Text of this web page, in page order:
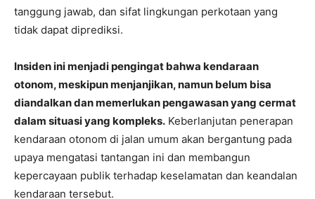
tanggung jawab, dan sifat lingkungan perkotaan yang
tidak dapat diprediksi.
Insiden ini menjadi pengingat bahwa kendaraan
otonom, meskipun menjanjikan, namun belum bisa
diandalkan dan memerlukan pengawasan yang cermat
dalam situasi yang kompleks. Keberlanjutan penerapan
kendaraan otonom di jalan umum akan bergantung pada
upaya mengatasi tantangan ini dan membangun
kepercayaan publik terhadap keselamatan dan keandalan
kendaraan tersebut.